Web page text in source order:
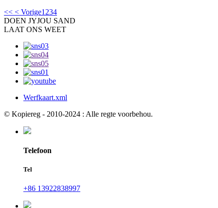
<< < Vorige1 234
DOEN JYJOU SAND
LAAT ONS WEET
Werfkaart.xml
© Kopiereg - 2010-2024 : Alle regte voorbehou.
Telefoon
Tel
+86 13922838997